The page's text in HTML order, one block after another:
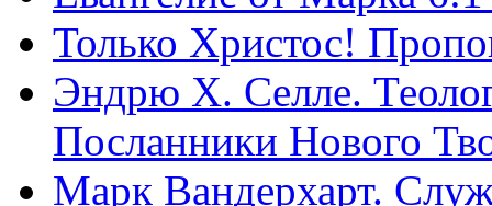
Только Христос!
Эндрю Х. Селле.
Посланники Нового
Марк Вандерхарт.